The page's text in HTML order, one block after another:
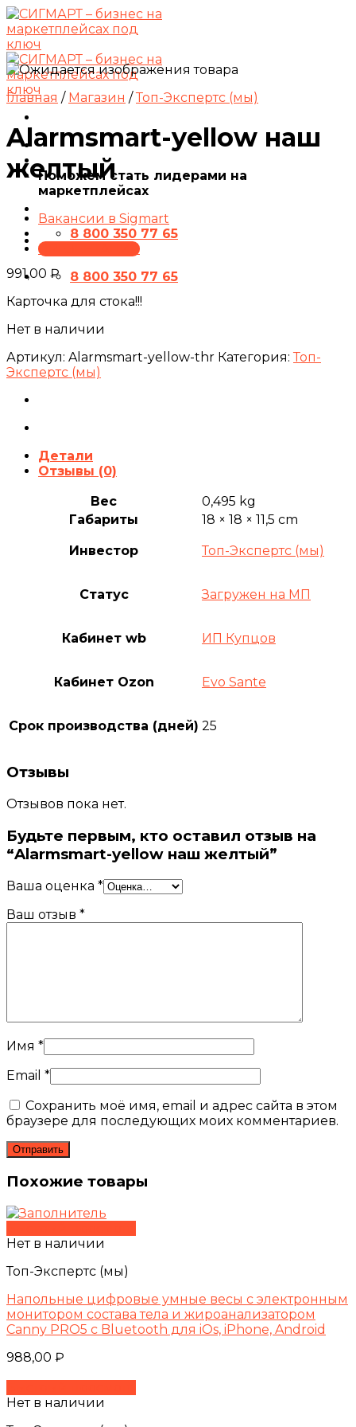
Skip
to
content
Поможем стать лидерами на
маркетплейсах
Вакансии в Sigmart
8 800 350 77 65
ПРЕЗЕНТАЦИЯ
8 800 350 77 65
Главная / Магазин / Топ-Экспертс (мы)
Alarmsmart-yellow наш
желтый
991,00 ₽
Карточка для стока!!!
Нет в наличии
Артикул: Alarmsmart-yellow-thr Категория: Топ-
Экспертс (мы)
Детали
Отзывы (0)
Вес
0,495 kg
Габариты
18 × 18 × 11,5 cm
Инвестор Топ-Экспертс (мы)
Статус Загружен на МП
Кабинет wb ИП Купцов
Кабинет Ozon Evo Sante
Срок производства (дней) 25
Отзывы
Отзывов пока нет.
Будьте первым, кто оставил отзыв на
“Alarmsmart-yellow наш желтый”
Ваша оценка *
Ваш отзыв *
Имя *
Email *
Сохранить моё имя, email и адрес сайта в этом
браузере для последующих моих комментариев.
Похожие товары
Нет в наличии
Топ-Экспертс (мы)
Напольные цифровые умные весы с электронным
монитором состава тела и жироанализатором
Canny PRO5 с Bluetooth для iOs, iPhone, Android
988,00 ₽
Нет в наличии